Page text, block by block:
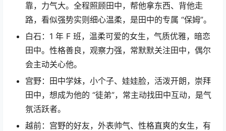
靠，力气大。全程照顾田中，帮他拿东西、背他走
路，看似强势实则细心温柔，是田中的专属 “保姆”。
白石：1 年 F 班，温柔可爱的女生，气质优雅，暗恋
田中。性格善良，观察力强，常默默关注田中，偶尔
会主动关心他。
宫野：田中学妹，小个子、娃娃脸，活泼开朗，崇拜
田中，想成为他的 “徒弟”，常主动找田中互动，是气
氛活跃者。
越前：宫野的好友，外表帅气、性格直爽的女生，有